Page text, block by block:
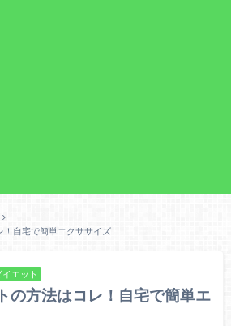
！自宅で簡単エクササイズ
エット
の方法はコレ！自宅で簡単エ